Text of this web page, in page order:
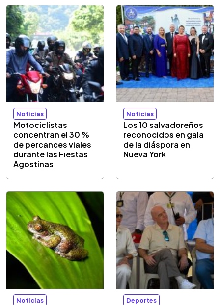
Noticias
Motociclistas
concentran el 30 %
de percances viales
durante las Fiestas
Agostinas
Noticias
Los 10 salvadoreños
reconocidos en gala
de la diáspora en
Nueva York
Noticias Deportes